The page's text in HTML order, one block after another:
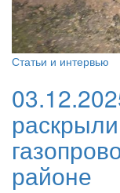
Статьи и интервью
районе